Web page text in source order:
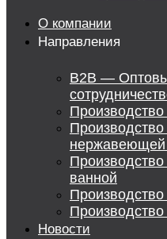
О компании
Направления
B2B —
нержавеющей
ванной
Новости